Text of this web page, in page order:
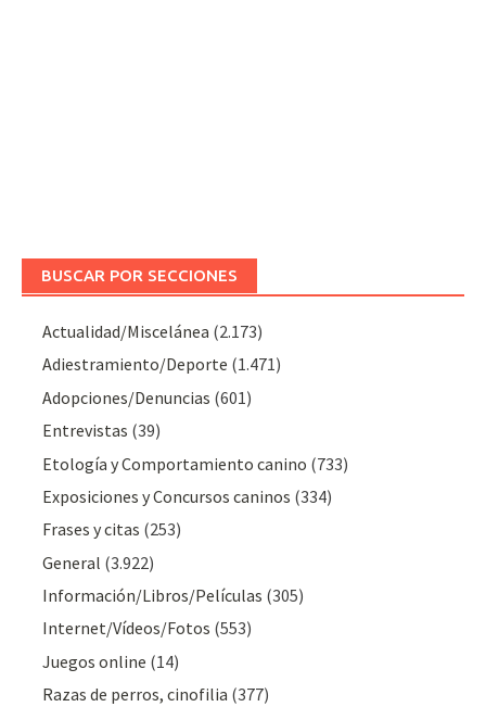
BUSCAR POR SECCIONES
Actualidad/Miscelánea (2.173)
Adiestramiento/Deporte (1.471)
Adopciones/Denuncias (601)
Entrevistas (39)
Etología y Comportamiento canino (733)
Exposiciones y Concursos caninos (334)
Frases y citas (253)
General (3.922)
Información/Libros/Películas (305)
Internet/Vídeos/Fotos (553)
Juegos online (14)
Razas de perros, cinofilia (377)